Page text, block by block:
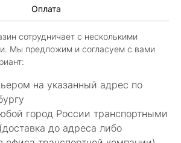
Оплата
сотрудничает с несколькими
Мы предложим и согласуем с вами
на указанный адрес по
город России транспортными
до адреса либо
оригинальные не похожие
Сотрудники очень
в своем деле помогли